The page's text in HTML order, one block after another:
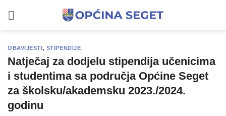
OBAVIJESTI, STIPENDIJE
Natječaj za dodjelu stipendija učenicima
i studentima sa područja Općine Seget
za školsku/akademsku 2023./2024.
godinu